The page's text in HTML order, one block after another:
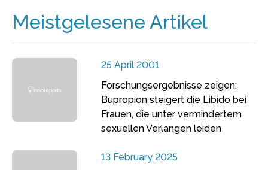
Meistgelesene Artikel
25 April 2001
Forschungsergebnisse zeigen:
Bupropion steigert die Libido bei
Frauen, die unter vermindertem
sexuellen Verlangen leiden
13 February 2025